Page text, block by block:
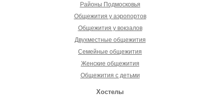
Районы Подмосковья
Общежития у аэропортов
Общежития у вокзалов
Двухместные общежития
Семейные общежития
Женские общежития
Общежития с детьми
Хостелы